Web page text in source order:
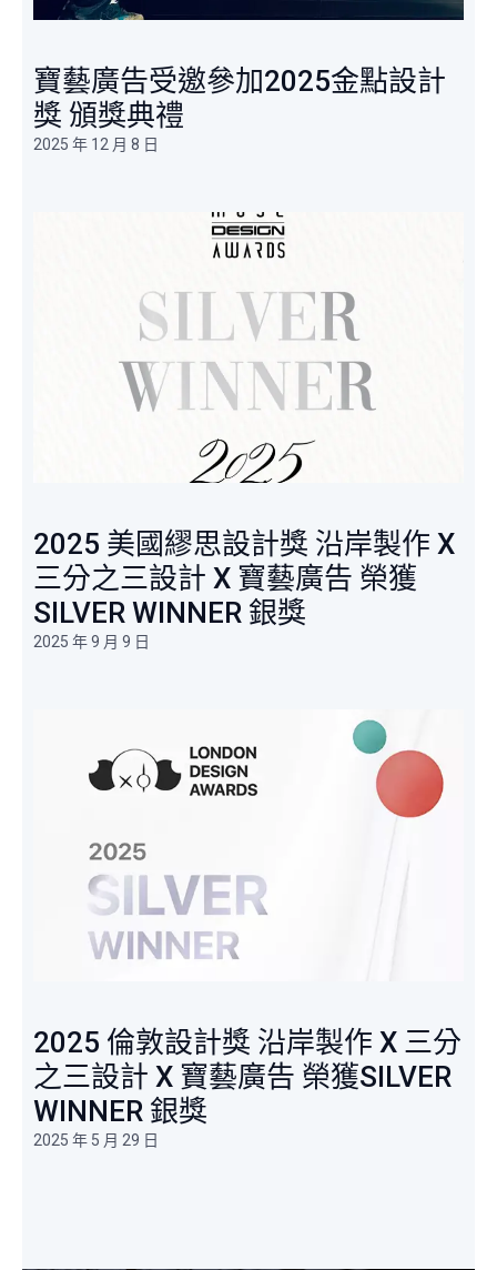
寶藝廣告受邀參加2025金點設計
獎 頒獎典禮
2025 年 12 月 8 日
2025 美國繆思設計獎 沿岸製作 X
三分之三設計 X 寶藝廣告 榮獲
SILVER WINNER 銀獎
2025 年 9 月 9 日
2025 倫敦設計獎 沿岸製作 X 三分
之三設計 X 寶藝廣告 榮獲SILVER
WINNER 銀獎
2025 年 5 月 29 日